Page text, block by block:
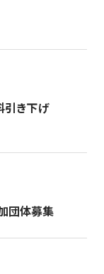
引き下げ
団体募集